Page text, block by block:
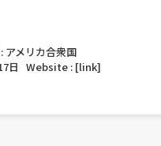
アメリカ合衆国
日 Website : [link]